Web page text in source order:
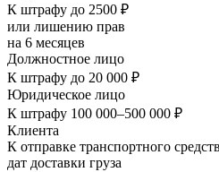
К штрафу до 2500 ₽
или лишению прав
на 6 месяцев
Должностное лицо
К штрафу до 20 000 ₽
Юридическое лицо
К штрафу 100 000–500 000 ₽
Клиента
К отправке транспортного
дат доставки груза